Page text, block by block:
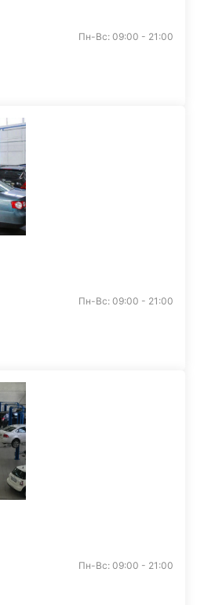
Пн-Вс: 09:00 - 21:00
Пн-Вс: 09:00 - 21:00
Пн-Вс: 09:00 - 21:00